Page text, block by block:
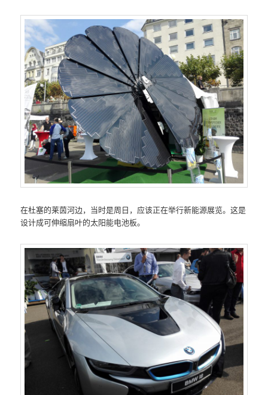
在杜塞的莱茵河边，当时是周日，应该正在举行新能源展览。这是
设计成可伸缩扇叶的太阳能电池板。